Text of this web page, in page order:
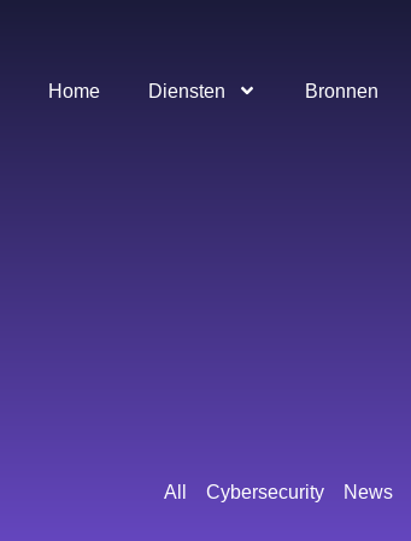
Home Diensten Bronnen
Cybersecurity News
All